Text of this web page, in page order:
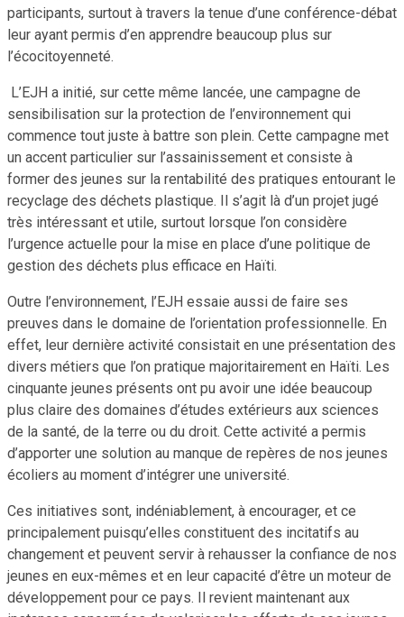
participants, surtout à travers la tenue d’une conférence-débat
leur ayant permis d’en apprendre beaucoup plus sur
l’écocitoyenneté.
L’EJH a initié, sur cette même lancée, une campagne de
sensibilisation sur la protection de l’environnement qui
commence tout juste à battre son plein. Cette campagne met
un accent particulier sur l’assainissement et consiste à
former des jeunes sur la rentabilité des pratiques entourant le
recyclage des déchets plastique. Il s’agit là d’un projet jugé
très intéressant et utile, surtout lorsque l’on considère
l’urgence actuelle pour la mise en place d’une politique de
gestion des déchets plus efficace en Haïti.
Outre l’environnement, l’EJH essaie aussi de faire ses
preuves dans le domaine de l’orientation professionnelle. En
effet, leur dernière activité consistait en une présentation des
divers métiers que l’on pratique majoritairement en Haïti. Les
cinquante jeunes présents ont pu avoir une idée beaucoup
plus claire des domaines d’études extérieurs aux sciences
de la santé, de la terre ou du droit. Cette activité a permis
d’apporter une solution au manque de repères de nos jeunes
écoliers au moment d’intégrer une université.
Ces initiatives sont, indéniablement, à encourager, et ce
principalement puisqu’elles constituent des incitatifs au
changement et peuvent servir à rehausser la confiance de nos
jeunes en eux-mêmes et en leur capacité d’être un moteur de
développement pour ce pays. Il revient maintenant aux